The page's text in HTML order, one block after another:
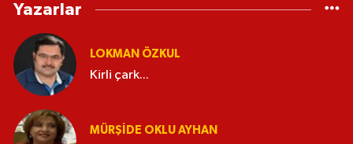
Yazarlar
LOKMAN ÖZKUL
Kirli çark...
MÜRŞIDE OKLU AYHAN